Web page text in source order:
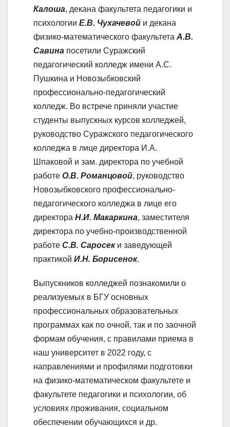
Калоша, декана факультета педагогики и
психологии Е.В. Чухачевой и декана
физико-математического факультета А.В.
Савина посетили Суражский
педагогический колледж имени А.С.
Пушкина и Новозыбковский
профессионально-педагогический
колледж. Во встрече приняли участие
студенты выпускных курсов колледжей,
руководство Суражского педагогического
колледжа в лице директора И.А.
Шпаковой и зам. директора по учебной
работе О.В. Романцовой, руководство
Новозыбковского профессионально-
педагогического колледжа в лице его
директора Н.И. Макаркина, заместителя
директора по учебно-производственной
работе С.В. Саросеки заведующей
практикой И.Н. Борисенок.
Выпускников колледжей познакомили о
реализуемых в БГУ основных
профессиональных образовательных
программах как по очной, так и по заочной
формам обучения, с правилами приема в
наш университет в 2022 году, с
направлениями и профилями подготовки
на физико-математическом факультете и
факультете педагогики и психологии, об
условиях проживания, социальном
обеспечении обучающихся и др.